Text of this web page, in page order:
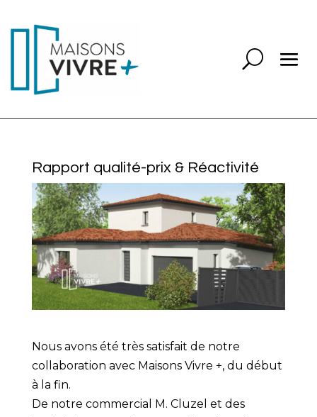
Rapport qualité-prix & Réactivité
Nous avons été très satisfait de notre
collaboration avec Maisons Vivre +, du début
à la fin.
De notre commercial M. Cluzel et des